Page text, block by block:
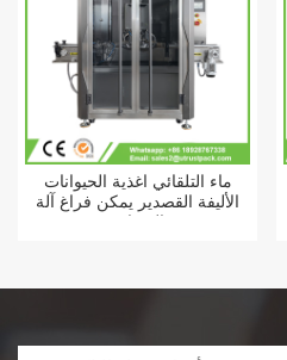
ماء التلقائي أغذية الحيوانات
الأليفة القصدير يمكن فراغ آلة